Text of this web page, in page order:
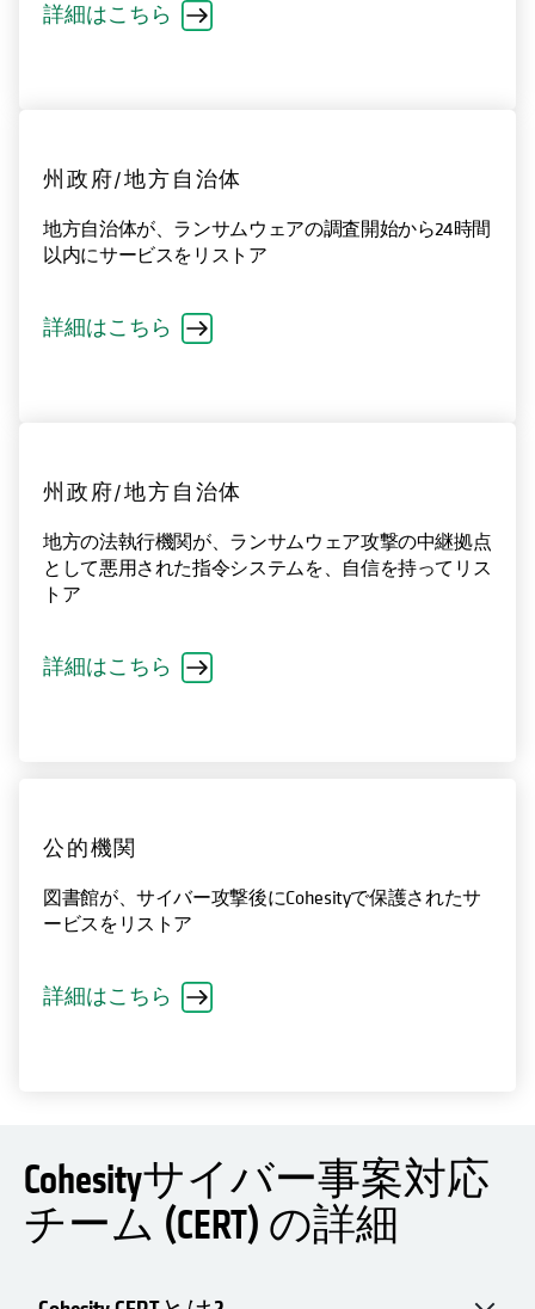
詳細はこちら
州政府/地方自治体
地方自治体が、ランサムウェアの調査開始から24時間
以内にサービスをリストア
詳細はこちら
州政府/地方自治体
地方の法執行機関が、ランサムウェア攻撃の中継拠点
として悪用された指令システムを、自信を持ってリス
トア
詳細はこちら
公的機関
図書館が、サイバー攻撃後にCohesityで保護されたサ
ービスをリストア
詳細はこちら
Cohesityサイバー事案対応
チーム (CERT) の詳細